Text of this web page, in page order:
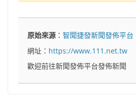
原始來源 ：智聞捷發新聞發佈平台
網址： https://www.111.net.tw
歡迎前往新聞發佈平台發佈新聞